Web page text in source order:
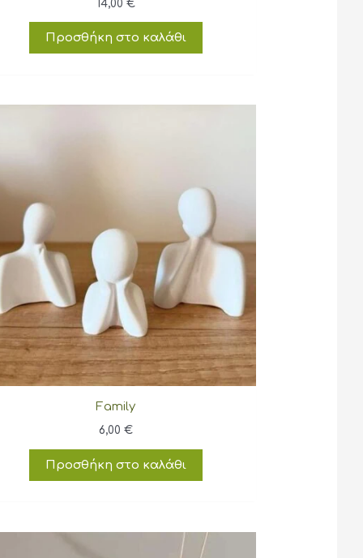
14,00 €
Προσθήκη στο καλάθι
Family
6,00 €
Προσθήκη στο καλάθι